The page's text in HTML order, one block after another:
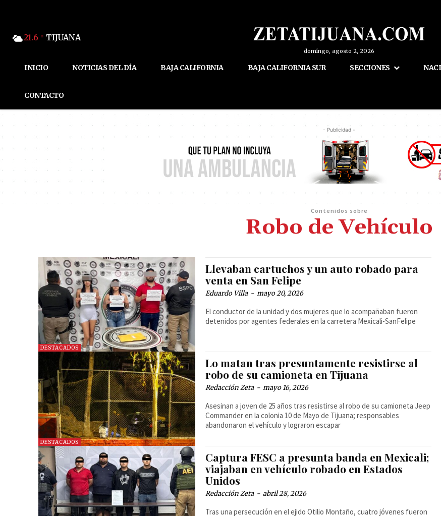
21.6 C TIJUANA
domingo, agosto 2, 2026
INICIO NOTICIAS DEL DÍA BAJA CALIFORNIA BAJA CALIFORNIA SUR SECCIONES
CONTACTO
- Publicidad -
Contenidos sobre
Robo de Vehículo
DESTACADOS
Llevaban cartuchos y un auto robado para
venta en San Felipe
Eduardo Villa - mayo 20, 2026
El conductor de la unidad y dos mujeres que lo acompañaban fueron
detenidos por agentes federales en la carretera Mexicali-SanFelipe
DESTACADOS
Lo matan tras presuntamente resistirse al
robo de su camioneta en Tijuana
Redacción Zeta - mayo 16, 2026
Asesinan a joven de 25 años tras resistirse al robo de su camioneta Jeep
Commander en la colonia 10 de Mayo de Tijuana; responsables
abandonaron el vehículo y lograron escapar
Captura FESC a presunta banda en Mexicali;
viajaban en vehículo robado en Estados
Unidos
Redacción Zeta - abril 28, 2026
Tras una persecución en el ejido Otilio Montaño, cuatro jóvenes fueron